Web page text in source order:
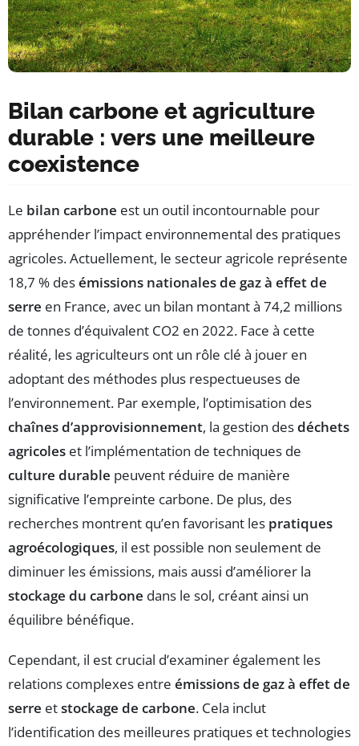
Bilan carbone et agriculture
durable : vers une meilleure
coexistence
Le bilan carbone est un outil incontournable pour
appréhender l’impact environnemental des pratiques
agricoles. Actuellement, le secteur agricole représente
18,7 % desémissions nationales de gaz à effet de
serre en France, avec un bilan montant à 74,2 millions
de tonnes d’équivalent CO2 en 2022. Face à cette
réalité, les agriculteurs ont un rôle clé à jouer en
adoptant des méthodes plus respectueuses de
l’environnement. Par exemple, l’optimisation des
chaînes d’approvisionnement, la gestion desdéchets
agricoles et l’implémentation de techniques de
culture durable peuvent réduire de manière
significative l’empreinte carbone. De plus, des
recherches montrent qu’en favorisant les pratiques
agroécologiques, il est possible non seulement de
diminuer les émissions, mais aussi d’améliorer la
stockage du carbone dans le sol, créant ainsi un
équilibre bénéfique.
Cependant, il est crucial d’examiner également les
relations complexes entre émissions de gaz à effet de
serre etstockage de carbone. Cela inclut
l’identification des meilleures pratiques et technologies